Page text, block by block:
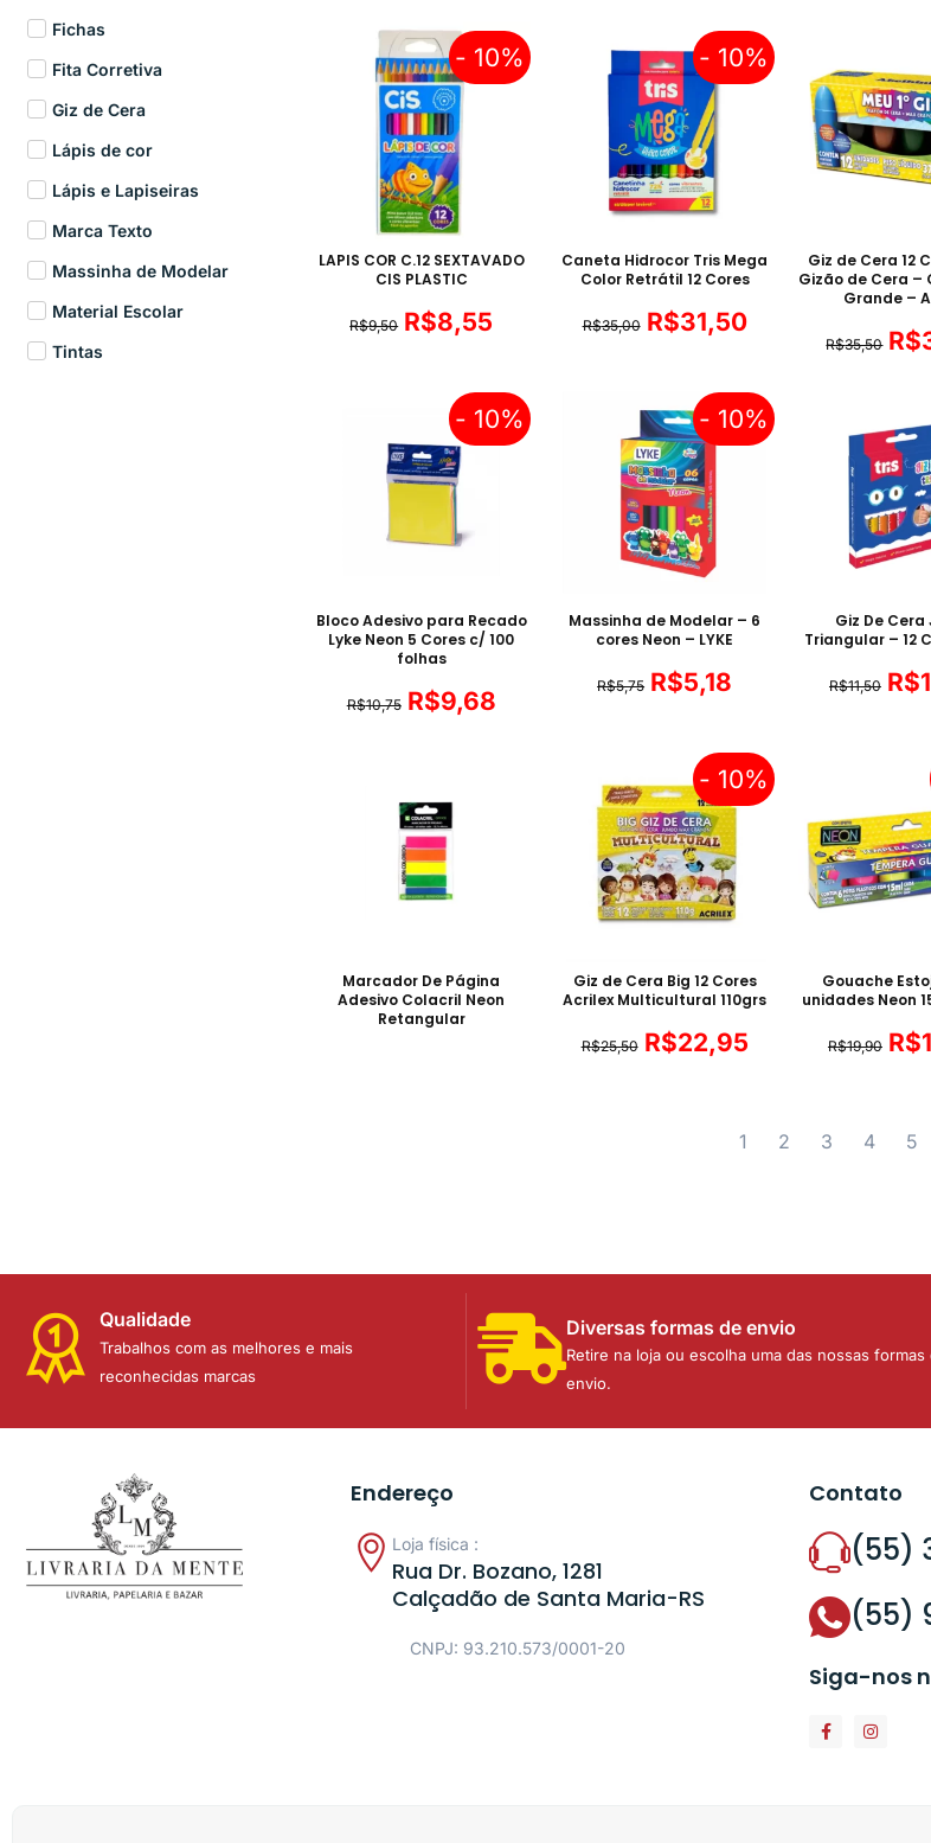
Fichas
Fita Corretiva
Giz de Cera
Lápis de cor
Lápis e Lapiseiras
Marca Texto
Massinha de Modelar
Material Escolar
Tintas
- 10%
LAPIS COR C.12 SEXTAVADO
CIS PLASTIC
R$9,50 R$8,55
- 10%
Caneta Hidrocor Tris Mega
Color Retrátil 12 Cores
R$35,00 R$31,50
Giz de Cera 12
Gizão de Cera –
Grande –
R$35,50 R$
- 10%
Bloco Adesivo para Recado
Lyke Neon 5 Cores c/ 100
folhas
R$10,75 R$9,68
- 10%
Massinha de Modelar – 6
cores Neon – LYKE
R$5,75 R$5,18
Giz De Cera
Triangular – 12
R$11,50 R$
Marcador De Página
Adesivo Colacril Neon
Retangular
- 10%
Giz de Cera Big 12 Cores
Acrilex Multicultural 110grs
R$25,50 R$22,95
Gouache
unidades Neon
R$19,90 R$
1 2 3 4 5
Qualidade
Trabalhos com as melhores e mais
reconhecidas marcas
Diversas formas de envio
Retire na loja ou escolha uma das nossas formas
envio.
Endereço
Loja física :
Rua Dr. Bozano, 1281
Calçadão de Santa Maria-RS
CNPJ: 93.210.573/0001-20
Contato
(55)
(55)
Siga-nos